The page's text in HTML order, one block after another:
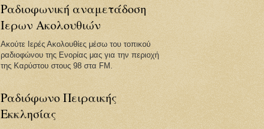
Ραδιοφωνική αναμετάδοση
Ιερων Ακολουθιών
Ακούτε Ιερές Ακολουθίες μέσω του τοπικού
ραδιοφώνου της Ενορίας μας για την περιοχή
της Καρύστου στους 98 στα FM.
Ραδιόφωνο Πειραικής
Εκκλησίας